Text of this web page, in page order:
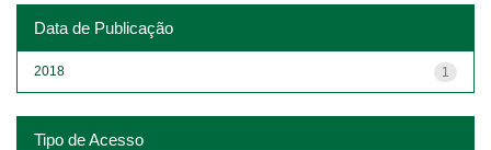
Data de Publicação
1
2018
Tipo de Acesso